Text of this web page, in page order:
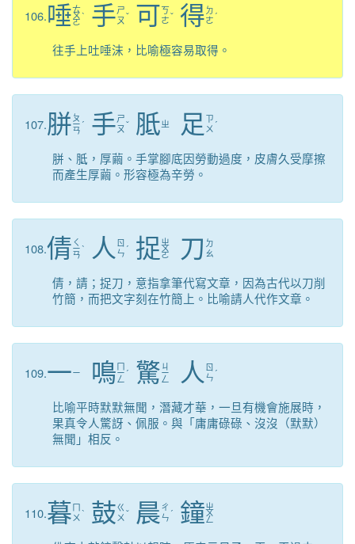
106.唾ㄊ
ㄨ
ㄛ
ˋ 手ㄕ
ㄡˇ 可ㄎ
ㄜˇ 得 ㄉ
ㄜ ˊ
往手上吐唾沫，比喻極容易取得。
107.胼 ㄆ
ㄧ
ㄢ
ˊ 手ㄕ
ㄡˇ 胝ㄓ 足 ㄗ
ㄨ ˊ
胼、胝，厚繭。手掌腳底因勞動過度，皮膚久受摩擦
而產生厚繭。形容極為辛勞。
108.倩 ㄑ
ㄧ
ㄢ
ˋ 人 ㄖ
ㄣ ˊ 捉 ㄓ
ㄨ
ㄛ 刀 ㄉ
ㄠ
倩，請；捉刀，意指拿筆代寫文章，因為古代以刀削
竹簡，而把文字刻在竹簡上。比喻請人代作文章。
109.一ㄧ 鳴 ㄇ
ㄧ
ㄥ
ˊ 驚 ㄐ
ㄧ
ㄥ 人 ㄖ
ㄣ ˊ
比喻平時默默無聞，潛藏才華，一旦有機會施展時，
果真令人驚訝、佩服。與「庸庸碌碌、沒沒（默默）
無聞」相反。
110.暮 ㄇ
ㄨ ˋ 鼓ㄍ
ㄨ ˇ 晨ㄔ
ㄣ ˊ 鐘ㄓ
ㄨ
ㄥ